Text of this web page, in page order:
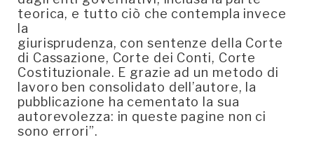
teorica, e tutto ciò che contempla invece
la
giurisprudenza, con sentenze della Corte
di Cassazione, Corte dei Conti, Corte
Costituzionale. E grazie ad un metodo di
lavoro ben consolidato dell’autore, la
pubblicazione ha cementato la sua
autorevolezza: in queste pagine non ci
sono errori”.